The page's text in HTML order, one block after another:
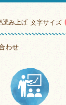
読み上げ 文字サイズ
わせ